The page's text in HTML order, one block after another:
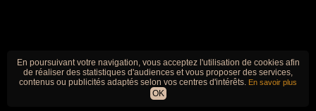
En poursuivant votre navigation, vous acceptez l'utilisation de cookies afin
de réaliser des statistiques d'audiences et vous proposer des services,
contenus ou publicités adaptés selon vos centres d'intérêts. En savoir plus
OK